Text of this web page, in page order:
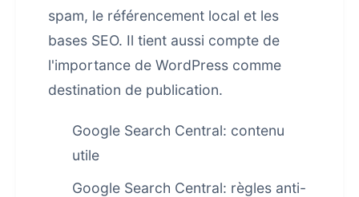
spam, le référencement local et les
bases SEO. Il tient aussi compte de
l'importance de WordPress comme
destination de publication.
Google Search Central: contenu
utile
Google Search Central: règles anti-